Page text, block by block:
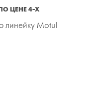
ЦЕНЕ 4-Х
линейку Motul